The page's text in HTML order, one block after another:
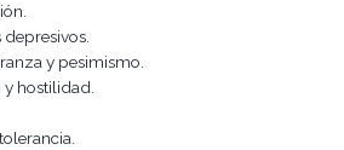
y pesimismo.
y hostilidad.